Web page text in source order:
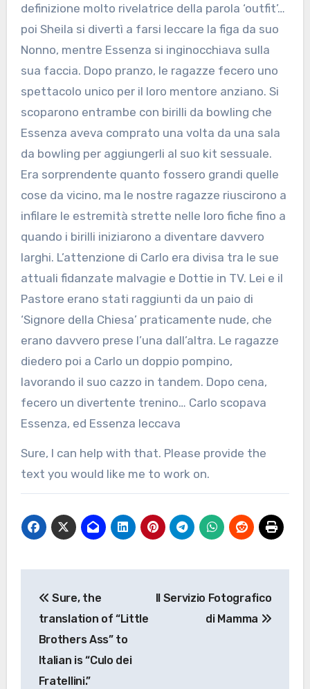
definizione molto rivelatrice della parola ‘outfit’…
poi Sheila si divertì a farsi leccare la figa da suo
Nonno, mentre Essenza si inginocchiava sulla
sua faccia. Dopo pranzo, le ragazze fecero uno
spettacolo unico per il loro mentore anziano. Si
scoparono entrambe con birilli da bowling che
Essenza aveva comprato una volta da una sala
da bowling per aggiungerli al suo kit sessuale.
Era sorprendente quanto fossero grandi quelle
cose da vicino, ma le nostre ragazze riuscirono a
infilare le estremità strette nelle loro fiche fino a
quando i birilli iniziarono a diventare davvero
larghi. L’attenzione di Carlo era divisa tra le sue
attuali fidanzate malvagie e Dottie in TV. Lei e il
Pastore erano stati raggiunti da un paio di
‘Signore della Chiesa’ praticamente nude, che
erano davvero prese l’una dall’altra. Le ragazze
diedero poi a Carlo un doppio pompino,
lavorando il suo cazzo in tandem. Dopo cena,
fecero un divertente trenino… Carlo scopava
Essenza, ed Essenza leccava
Sure, I can help with that. Please provide the
text you would like me to work on.
articoli
Sure, the
translation of “Little
Brothers Ass” to
Italian is “Culo dei
Fratellini.”
Il Servizio Fotografico
di Mamma